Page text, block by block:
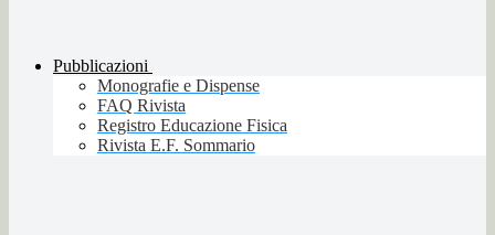
Pubblicazioni
Monografie e Dispense
FAQ Rivista
Registro Educazione Fisica
Rivista E.F. Sommario